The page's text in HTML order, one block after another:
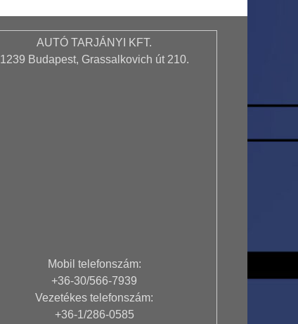
AUTÓ TARJÁNYI KFT.
1239 Budapest, Grassalkovich út 210.
Mobil telefonszám:
+36-30/566-7939
Vezetékes telefonszám:
+36-1/286-0585